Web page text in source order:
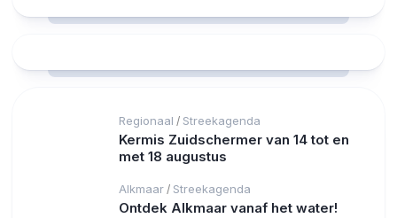
Regionaal / Streekagenda
Kermis Zuidschermer van 14 tot en
met 18 augustus
Alkmaar / Streekagenda
Ontdek Alkmaar vanaf het water!